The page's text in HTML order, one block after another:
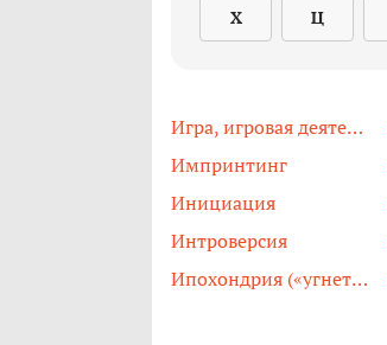
Х Ц
Игра, игровая деятельность
Импринтинг
Инициация
Интроверсия
Ипохондрия («угнетенное состояние»)